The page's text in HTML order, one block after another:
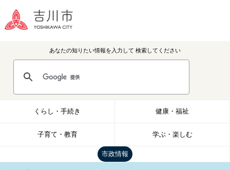
あなたの知りたい情報を入力して 検索してください
くらし・手続き 健康・福祉
子育て・教育 学ぶ・楽しむ
市政情報